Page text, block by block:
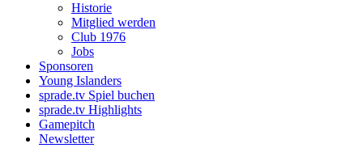
Historie
Mitglied werden
Club 1976
Jobs
Sponsoren
Young Islanders
sprade.tv Spiel buchen
sprade.tv Highlights
Gamepitch
Newsletter